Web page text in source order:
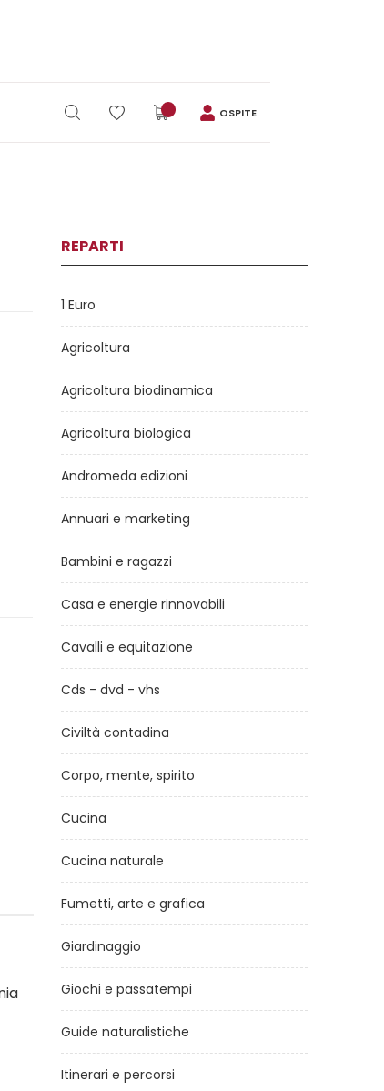
OSPITE
REPARTI
1 Euro
Agricoltura
Agricoltura biodinamica
Agricoltura biologica
Andromeda edizioni
Annuari e marketing
Bambini e ragazzi
Casa e energie rinnovabili
Cavalli e equitazione
Cds - dvd - vhs
Civiltà contadina
Corpo, mente, spirito
Cucina
Cucina naturale
Fumetti, arte e grafica
Giardinaggio
Giochi e passatempi
Guide naturalistiche
Itinerari e percorsi